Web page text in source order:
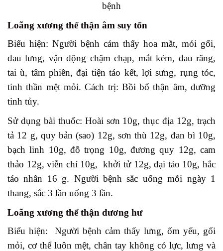
bệnh
Loãng xương thể thận âm suy tổn
Biểu hiện: Người bệnh cảm thấy hoa mắt, mỏi gối,
đau lưng, vận động chậm chạp, mắt kém, đau răng,
tai ù, tâm phiền, đại tiện táo kết, lợi sưng, rụng tóc,
tinh thần mệt mỏi. Cách trị: Bồi bổ thận âm, dưỡng
tinh tủy.
Sử dụng bài thuốc: Hoài sơn 10g, thục địa 12g, trạch
tả 12 g, quy bản (sao) 12g, sơn thù 12g, đan bì 10g,
bạch linh 10g, đỗ trọng 10g, đương quy 12g, cam
thảo 12g, viễn chí 10g, khởi tử 12g, đại táo 10g, hắc
táo nhân 16 g. Người bệnh sắc uống mỗi ngày 1
thang, sắc 3 lần uống 3 lần.
Loãng xương thể thận dương hư
Biểu hiện: Người bệnh cảm thấy lưng, ốm yếu, gối
mỏi, cơ thể luôn mệt, chân tay không có lực, lưng và